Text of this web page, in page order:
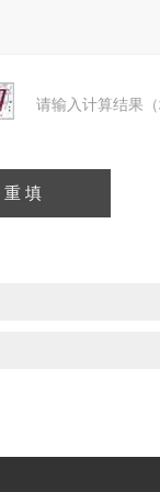
请输入计算结果